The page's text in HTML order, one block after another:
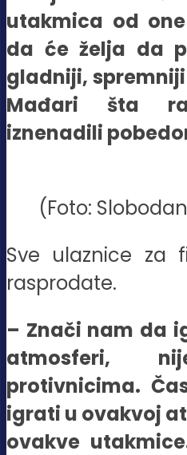
utakmica od
da će želja da
gladniji,
Mađari šta
iznenadili
(Foto:
Sve ulaznice za
rasprodate.
– Znači nam da
atmosferi,
protivnicima.
igrati u ovakvoj
ovakve